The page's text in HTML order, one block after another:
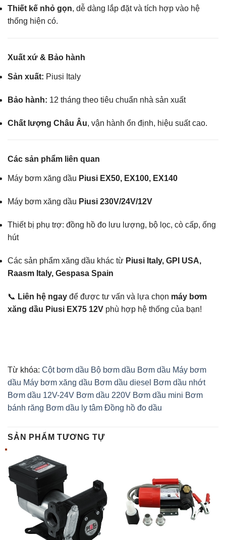
Thiết kế nhỏ gọn, dễ dàng lắp đặt và tích hợp vào hệ
thống hiện có.
Xuất xứ & Bảo hành
Sản xuất: Piusi Italy
Bảo hành: 12 tháng theo tiêu chuẩn nhà sản xuất
Chất lượng Châu Âu, vận hành ổn định, hiệu suất cao.
Các sản phẩm liên quan
Máy bơm xăng dầu Piusi EX50, EX100, EX140
Máy bơm xăng dầu Piusi 230V/24V/12V
Thiết bị phụ trợ: đồng hồ đo lưu lượng, bộ lọc, cò cấp, ống
hút
Các sản phẩm xăng dầu khác từ Piusi Italy, GPI USA,
Raasm Italy, Gespasa Spain
📞 Liên hệ ngay để được tư vấn và lựa chọn máy bơm
xăng dầu Piusi EX75 12V phù hợp hệ thống của bạn!
Từ khóa: Cột bơm dầu Bộ bơm dầu Bơm dầu Máy bơm
dầu Máy bơm xăng dầu Bơm dầu diesel Bơm dầu nhớt
Bơm dầu 12V-24V Bơm dầu 220V Bơm dầu mini Bơm
bánh răng Bơm dầu ly tâm Đồng hồ đo dầu
SẢN PHẨM TƯƠNG TỰ